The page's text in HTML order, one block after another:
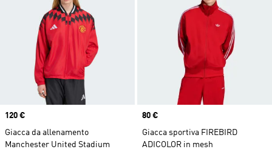
Price
120 €
Giacca da allenamento
Manchester United Stadium
Price
80 €
Giacca sportiva FIREBIRD
ADICOLOR in mesh